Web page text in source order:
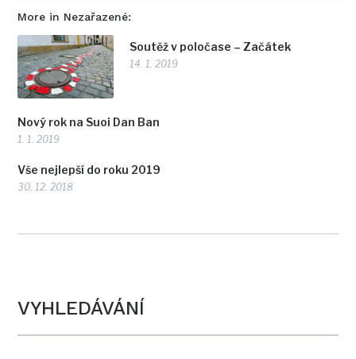
More in Nezařazené:
Soutěž v poločase – Začátek
14. 1. 2019
Nový rok na Suoi Dan Ban
1. 1. 2019
Vše nejlepší do roku 2019
30. 12. 2018
VYHLEDÁVÁNÍ